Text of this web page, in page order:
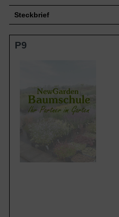
Steckbrief
Staude,
Sommergrün,
Blüte
Weiß,
Blütezeit
August bis
Boden
Gut
Untergründe
Sonnig
Pflanzen pro
Die Sedum
bis
P9